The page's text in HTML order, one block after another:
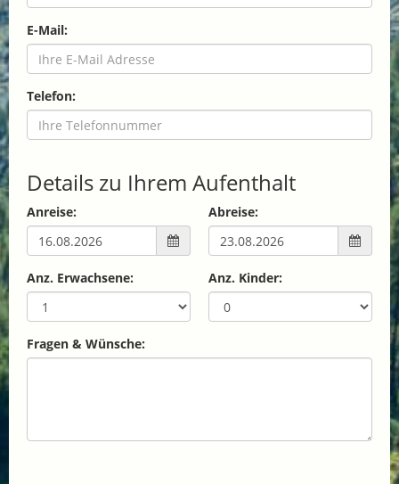
E-Mail:
Telefon:
Details zu Ihrem Aufenthalt
Anreise: Abreise:
Anz. Erwachsene: Anz. Kinder:
Fragen & Wünsche: